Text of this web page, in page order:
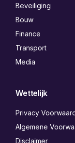
Beveiliging
Bouw
Finance
Transport
Media
Wettelijk
Privacy
Algemene
Disclaimer